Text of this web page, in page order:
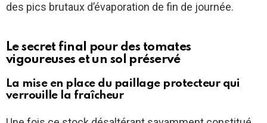
des pics brutaux d’évaporation de fin de journée.
Le secret final pour des tomates
vigoureuses et un sol préservé
La mise en place du paillage protecteur qui
verrouille la fraîcheur